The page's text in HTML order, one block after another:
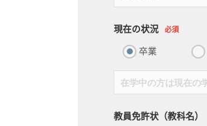
現在の状況 必須
卒業
教員免許状（教科名）